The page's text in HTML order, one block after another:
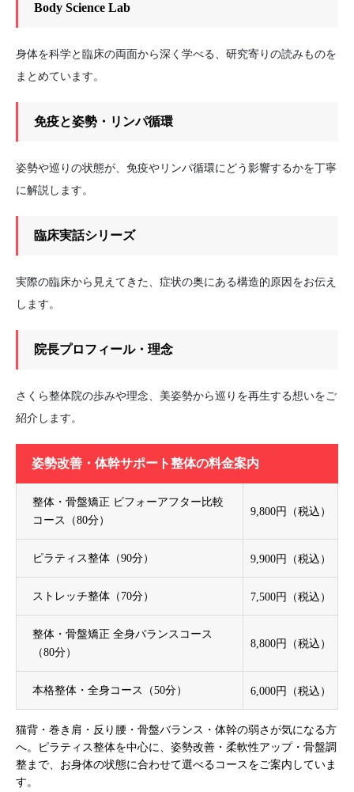
Body Science Lab
身体を科学と臨床の両面から深く学べる、研究寄りの読みものを
まとめています。
免疫と姿勢・リンパ循環
姿勢や巡りの状態が、免疫やリンパ循環にどう影響するかを丁寧
に解説します。
臨床実話シリーズ
実際の臨床から見えてきた、症状の奥にある構造的原因をお伝え
します。
院長プロフィール・理念
さくら整体院の歩みや理念、美姿勢から巡りを再生する想いをご
紹介します。
姿勢改善・体幹サポート整体の料金案内
整体・骨盤矯正 ビフォーアフター比較
コース（80分）
9,800円（税込）
ピラティス整体（90分） 9,900円（税込）
ストレッチ整体（70分） 7,500円（税込）
整体・骨盤矯正 全身バランスコース
（80分）
8,800円（税込）
本格整体・全身コース（50分） 6,000円（税込）
猫背・巻き肩・反り腰・骨盤バランス・体幹の弱さが気になる方
へ。ピラティス整体を中心に、姿勢改善・柔軟性アップ・骨盤調
整まで、お身体の状態に合わせて選べるコースをご案内していま
す。